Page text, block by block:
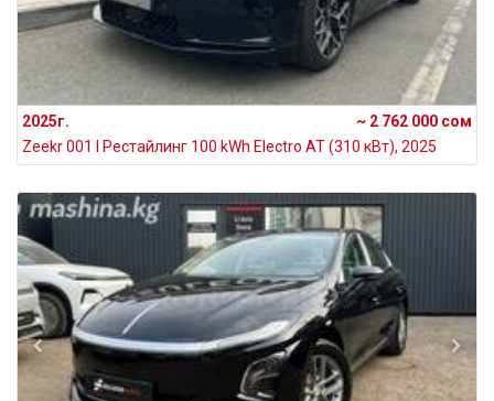
2025г.
~ 2 762 000 сом
Zeekr 001 I Рестайлинг 100 kWh Electro AT (310 кВт), 2025